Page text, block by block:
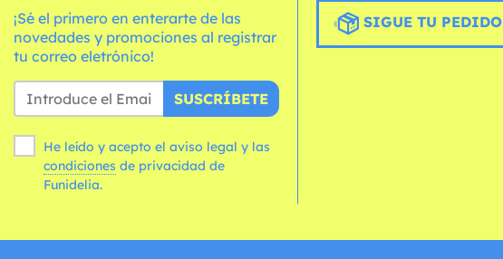
¡Sé el primero en enterarte de las
novedades y promociones al registrar
tu correo eletrónico!
SUSCRÍBETE
He leído y acepto el aviso legal y las
condiciones
Funidelia.
SIGUE TU PEDIDO